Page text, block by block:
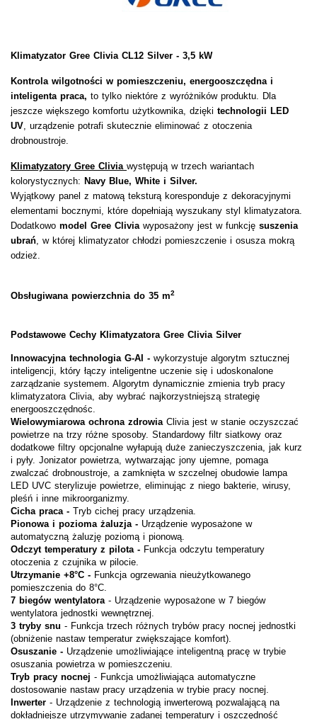
Klimatyzator Gree Clivia CL12 Silver - 3,5 kW
Kontrola wilgotności w pomieszczeniu, energooszczędna i
inteligenta praca, to tylko niektóre z wyróżników produktu. Dla
jeszcze większego komfortu użytkownika, dzięki technologii LED
UV, urządzenie potrafi skutecznie eliminować z otoczenia
drobnoustroje.
Klimatyzatory Gree Clivia występują w trzech wariantach
kolorystycznych: Navy Blue, White i Silver.
Wyjątkowy panel z matową teksturą koresponduje z dekoracyjnymi
elementami bocznymi, które dopełniają wyszukany styl klimatyzatora.
Dodatkowo model Gree Cliviawyposażony jest w funkcję suszenia
ubrań, w której klimatyzator chłodzi pomieszczenie i osusza mokrą
odzież.
Obsługiwana powierzchnia do 35 m2
Podstawowe Cechy Klimatyzatora Gree Clivia Silver
Innowacyjna technologia G-AI - wykorzystuje algorytm sztucznej
inteligencji, który łączy inteligentne uczenie się i udoskonalone
zarządzanie systemem. Algorytm dynamicznie zmienia tryb pracy
klimatyzatora Clivia, aby wybrać najkorzystniejszą strategię
energooszczędnośc.
Wielowymiarowa ochrona zdrowiaClivia jest w stanie oczyszczać
powietrze na trzy różne sposoby. Standardowy filtr siatkowy oraz
dodatkowe filtry opcjonalne wyłapują duże zanieczyszczenia, jak kurz
i pyły. Jonizator powietrza, wytwarzając jony ujemne, pomaga
zwalczać drobnoustroje, a zamknięta w szczelnej obudowie lampa
LED UVC sterylizuje powietrze, eliminując z niego bakterie, wirusy,
pleśń i inne mikroorganizmy.
Cicha praca - Tryb cichej pracy urządzenia.
Pionowa i pozioma żaluzja - Urządzenie wyposażone w
automatyczną żaluzję poziomą i pionową.
Odczyt temperatury z pilota - Funkcja odczytu temperatury
otoczenia z czujnika w pilocie.
Utrzymanie +8°C - Funkcja ogrzewania nieużytkowanego
pomieszczenia do 8°C.
7 biegów wentylatora- Urządzenie wyposażone w 7 biegów
wentylatora jednostki wewnętrznej.
3 tryby snu - Funkcja trzech różnych trybów pracy nocnej jednostki
(obniżenie nastaw temperatur zwiększające komfort).
Osuszanie - Urządzenie umożliwiające inteligentną pracę w trybie
osuszania powietrza w pomieszczeniu.
Tryb pracy nocnej - Funkcja umożliwiająca automatyczne
dostosowanie nastaw pracy urządzenia w trybie pracy nocnej.
Inwerter - Urządzenie z technologią inwerterową pozwalającą na
dokładniejsze utrzymywanie zadanej temperatury i oszczędność